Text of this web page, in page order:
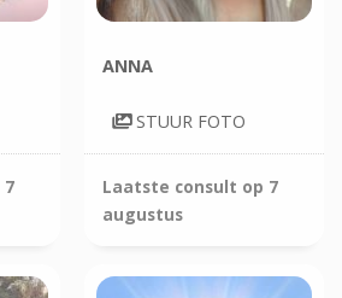
7
ANNA
STUUR FOTO
Laatste consult op 7
augustus